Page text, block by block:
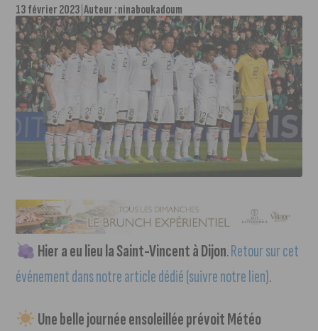
13 février 2023 Auteur :ninaboukadoum
Hier a eu lieu la Saint-Vincent à Dijon.Retour sur cet
événement dans notre article dédié (suivre notre lien).
Une belle journée ensoleillée prévoit Météo